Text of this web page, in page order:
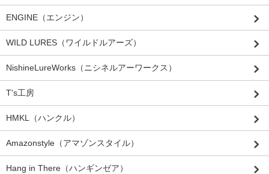
ENGINE（エンジン）
WILD LURES（ワイルドルアーズ）
NishineLureWorks（ニシネルアーワークス）
T's工房
HMKL（ハンクル）
Amazonstyle（アマゾンスタイル）
Hang in There（ハンギンゼア）